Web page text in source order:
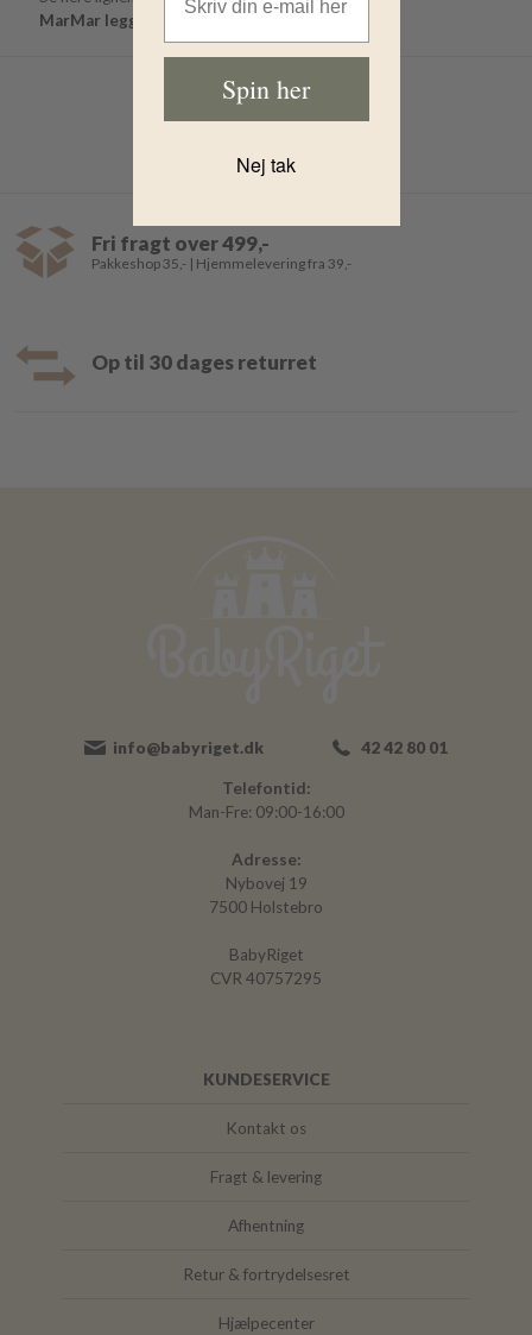
MarMar leggings
Fri fragt over 499,-
Pakkeshop 35,- | Hjemmelevering fra 39,-
Op til 30 dages returret
info@babyriget.dk 42 42 80 01
Telefontid:
Man-Fre: 09:00-16:00
Adresse:
Nybovej 19
7500 Holstebro
BabyRiget
CVR 40757295
KUNDESERVICE
Kontakt os
Fragt & levering
Afhentning
Retur & fortrydelsesret
Hjælpecenter
Spin her
Nej tak